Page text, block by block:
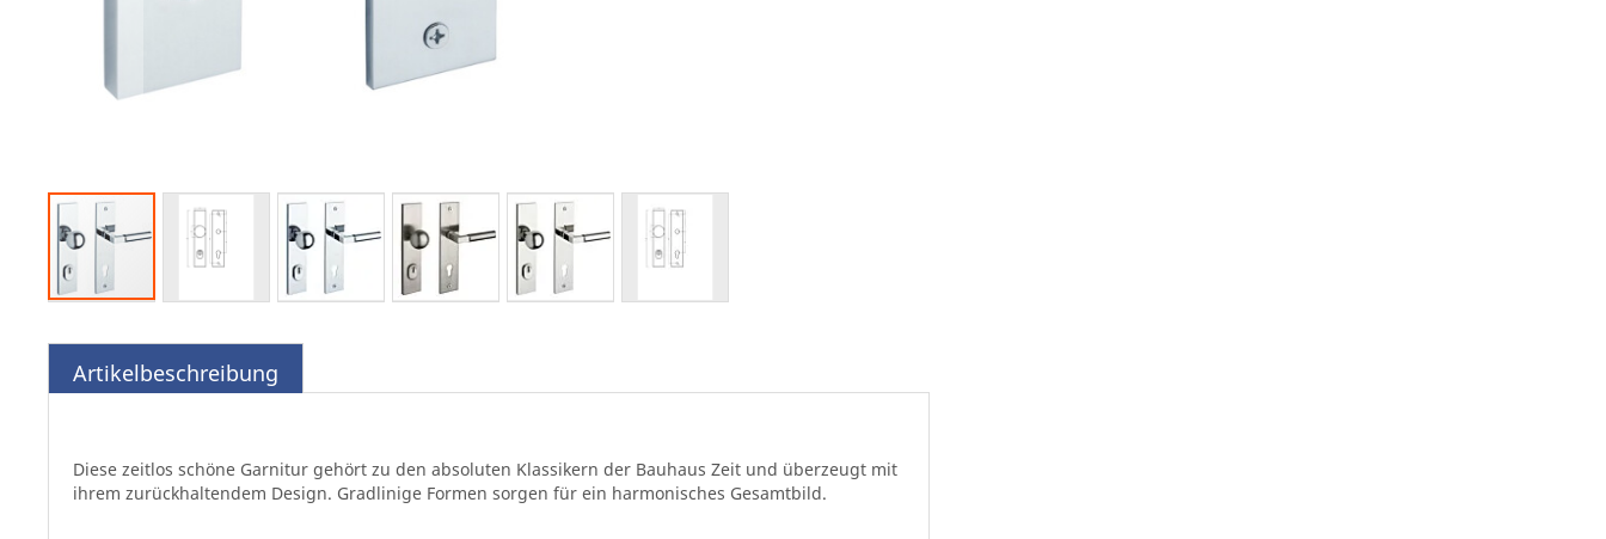
Anfang
Bildgalerie
Artikelbeschreibung
Diese zeitlos schöne Garnitur gehört zu den absoluten Klassikern der Bauhaus Zeit und überzeugt mit
ihrem zurückhaltendem Design. Gradlinige Formen sorgen für ein harmonisches Gesamtbild.